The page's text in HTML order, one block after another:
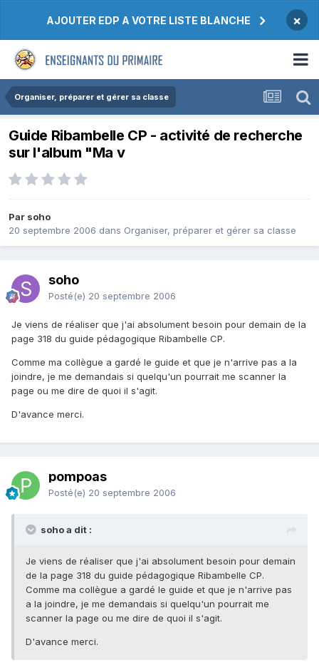
AJOUTER EDP A VOTRE LISTE BLANCHE ×
Organiser, préparer et gérer sa classe
Guide Ribambelle CP - activité de recherche
sur l'album "Ma v
Par soho
20 septembre 2006 dans Organiser, préparer et gérer sa classe
soho
Posté(e) 20 septembre 2006
Je viens de réaliser que j'ai absolument besoin pour demain de la
page 318 du guide pédagogique Ribambelle CP.
Comme ma collègue a gardé le guide et que je n'arrive pas a la
joindre, je me demandais si quelqu'un pourrait me scanner la
page ou me dire de quoi il s'agit.
D'avance merci.
pompoas
Posté(e) 20 septembre 2006
soho a dit :
Je viens de réaliser que j'ai absolument besoin pour demain
de la page 318 du guide pédagogique Ribambelle CP.
Comme ma collègue a gardé le guide et que je n'arrive pas
a la joindre, je me demandais si quelqu'un pourrait me
scanner la page ou me dire de quoi il s'agit.
D'avance merci.